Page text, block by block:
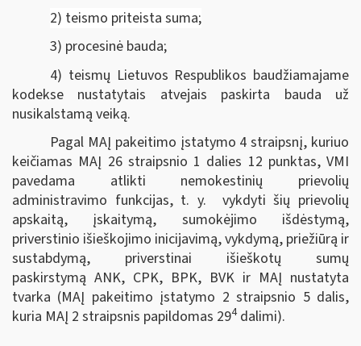
2) teismo priteista suma;
3) procesinė bauda;
4) teismų Lietuvos Respublikos baudžiamajame
kodekse nustatytais atvejais paskirta bauda už
nusikalstamą veiką.
Pagal MAĮ pakeitimo įstatymo 4 straipsnį, kuriuo
keičiamas MAĮ 26 straipsnio 1 dalies 12 punktas, VMI
pavedama atlikti nemokestinių prievolių
administravimo funkcijas, t. y. vykdyti šių prievolių
apskaitą, įskaitymą, sumokėjimo išdėstymą,
priverstinio išieškojimo inicijavimą, vykdymą, priežiūrą ir
sustabdymą, priverstinai išieškotų sumų
paskirstymą ANK, CPK, BPK, BVK ir MAĮ nustatyta
tvarka (MAĮ pakeitimo įstatymo 2 straipsnio 5 dalis,
kuria MAĮ 2 straipsnis papildomas 294dalimi).